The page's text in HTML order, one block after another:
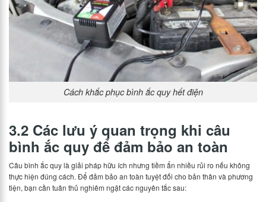
Cách khắc phục bình ắc quy hết điện
3.2 Các lưu ý quan trọng khi câu
bình ắc quy để đảm bảo an toàn
Câu bình ắc quy là giải pháp hữu ích nhưng tiềm ẩn nhiều rủi ro nếu không
thực hiện đúng cách. Để đảm bảo an toàn tuyệt đối cho bản thân và phương
tiện, bạn cần tuân thủ nghiêm ngặt các nguyên tắc sau: